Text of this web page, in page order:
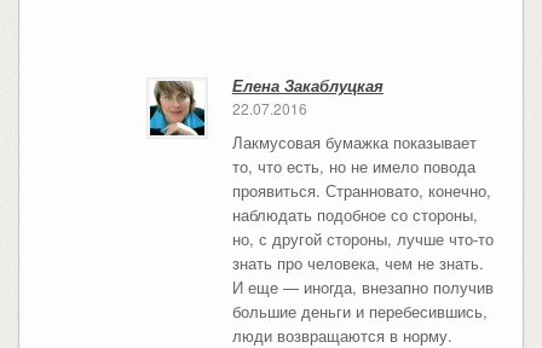
Елена Закаблуцкая
22.07.2016
Лакмусовая бумажка показывает
то, что есть, но не имело повода
проявиться. Странновато, конечно,
наблюдать подобное со стороны,
но, с другой стороны, лучше что-то
знать про человека, чем не знать.
И еще — иногда, внезапно получив
большие деньги и перебесившись,
люди возвращаются в норму.